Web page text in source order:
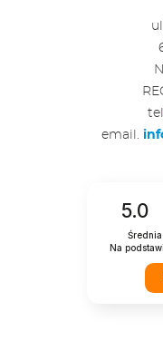
email.
5.0
Na